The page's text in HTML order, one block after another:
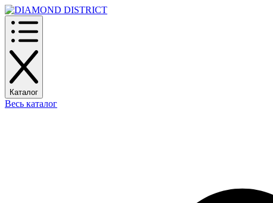
Каталог
Весь каталог